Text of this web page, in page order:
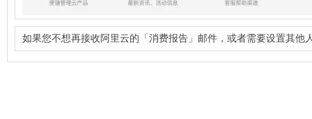
如果您不想再接收阿里云的「消费报告」邮件，或者需要设置其他